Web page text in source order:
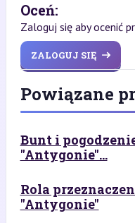
Oceń:
Zaloguj się aby ocenić
ZALOGUJ SIĘ
Powiązane
Bunt i
"Antygonie"...
Rola
"Antygonie"